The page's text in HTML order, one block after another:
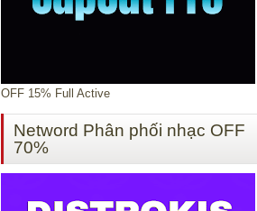
OFF 15% Full Active
Netword Phân phối nhạc OFF
70%